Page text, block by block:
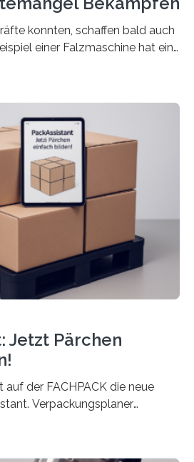
konnten, schaffen bald auch
einer Falzmaschine hat ein
so sehr vereinfacht,
Methodik lässt sich auf alle
Eine Falzmaschine
für echte Profis. Eine solche
Broschüren, Prospekte,
mehr – mehrere Zehntausend
Je nach Maschinentyp und
Jetzt Pärchen
auf der FACHPACK die neue
Verpackungsplaner
und in der Zulieferindustrie.